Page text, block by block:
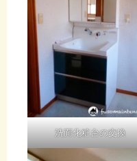
洗面化粧台の交換